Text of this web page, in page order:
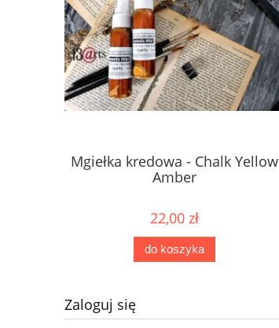
Mgiełka kredowa - Chalk Yellow
Amber
22,00 zł
do koszyka
Zaloguj się